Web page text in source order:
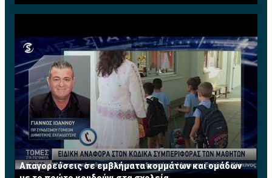
Απαγορεύσεις σε εμβλήματα κομμάτων και ομάδων